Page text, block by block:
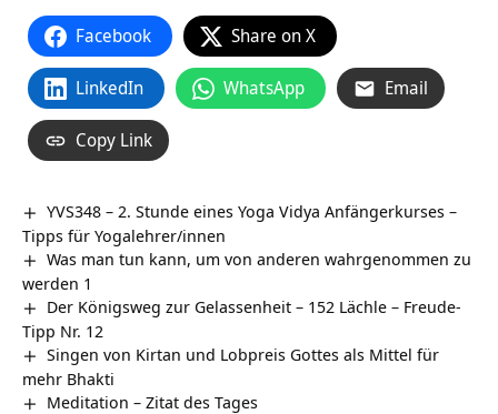
Facebook Share on X
LinkedIn WhatsApp Email
Copy Link
YVS348 – 2. Stunde eines Yoga Vidya Anfängerkurses –
Tipps für Yogalehrer/innen
Was man tun kann, um von anderen wahrgenommen zu
werden 1
Der Königsweg zur Gelassenheit – 152 Lächle – Freude-
Tipp Nr. 12
Singen von Kirtan und Lobpreis Gottes als Mittel für
mehr Bhakti
Meditation – Zitat des Tages